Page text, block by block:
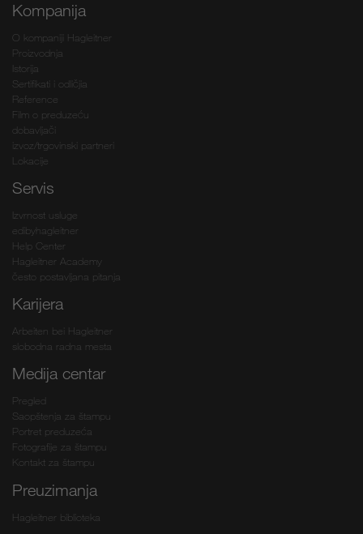
Kompanija
O kompaniji Hagleitner
Proizvodnja
Istorija
Sertifikati i odličjia
Reference
Film o preduzeću
dobavljači
izvoz/trgovinski partneri
Lokacije
Servis
Izvrnost usluge
edibyhagleitner
Help Center
Hagleitner Academy
često postavljana pitanja
Karijera
Arbeiten bei Hagleitner
slobodna radna mesta
Medija centar
Pregled
Saopštenja za štampu
Portret preduzeća
Fotografije za štampu
Kontakt za štampu
Preuzimanja
Hagleitner biblioteka